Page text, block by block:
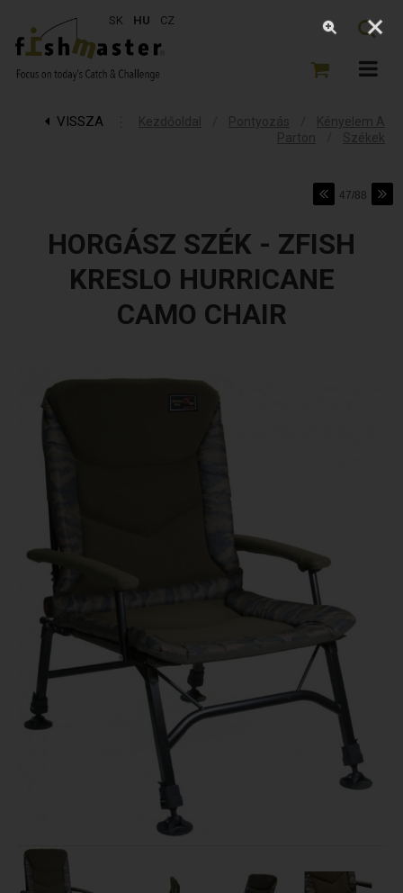
SK HU CZ
VISSZA Kezdőoldal Pontyozás
Kényelem A
Parton
Székek
47/88
HORGÁSZ SZÉK - ZFISH
KRESLO HURRICANE
CAMO CHAIR